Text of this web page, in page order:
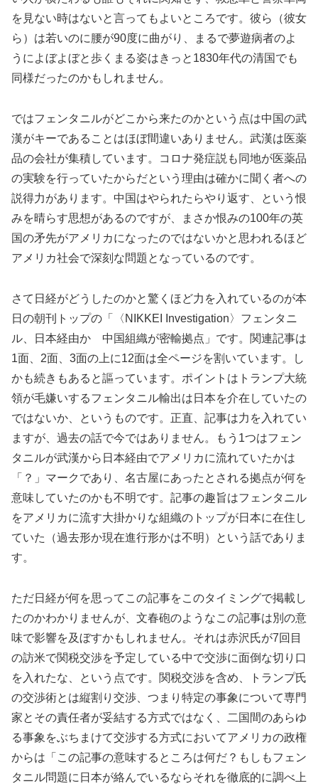
を見ない時はないと言ってもよいところです。彼ら（彼女
ら）は若いのに腰が90度に曲がり、まるで夢遊病者のよ
うによぼよぼと歩くまる姿はきっと1830年代の清国でも
同様だったのかもしれません。
ではフェンタニルがどこから来たのかという点は中国の武
漢がキーであることはほぼ間違いありません。武漢は医薬
品の会社が集積しています。コロナ発症説も同地が医薬品
の実験を行っていたからだという理由は確かに聞く者への
説得力があります。中国はやられたらやり返す、という恨
みを晴らす思想があるのですが、まさか恨みの100年の英
国の矛先がアメリカになったのではないかと思われるほど
アメリカ社会で深刻な問題となっているのです。
さて日経がどうしたのかと驚くほど力を入れているのが本
日の朝刊トップの「〈NIKKEI Investigation〉フェンタニ
ル、日本経由か 中国組織が密輸拠点」です。関連記事は
1面、2面、3面の上に12面は全ページを割いています。し
かも続きもあると謳っています。ポイントはトランプ大統
領が毛嫌いするフェンタニル輸出は日本を介在していたの
ではないか、というものです。正直、記事は力を入れてい
ますが、過去の話で今ではありません。もう1つはフェン
タニルが武漢から日本経由でアメリカに流れていたかは
「？」マークであり、名古屋にあったとされる拠点が何を
意味していたのかも不明です。記事の趣旨はフェンタニル
をアメリカに流す大掛かりな組織のトップが日本に在住し
ていた（過去形か現在進行形かは不明）という話でありま
す。
ただ日経が何を思ってこの記事をこのタイミングで掲載し
たのかわかりませんが、文春砲のようなこの記事は別の意
味で影響を及ぼすかもしれません。それは赤沢氏が7回目
の訪米で関税交渉を予定している中で交渉に面倒な切り口
を入れたな、という点です。関税交渉を含め、トランプ氏
の交渉術とは縦割り交渉、つまり特定の事象について専門
家とその責任者が妥結する方式ではなく、二国間のあらゆ
る事象をぶちまけて交渉する方式においてアメリカの政権
からは「この記事の意味するところは何だ？もしもフェン
タニル問題に日本が絡んでいるならそれを徹底的に調べ上